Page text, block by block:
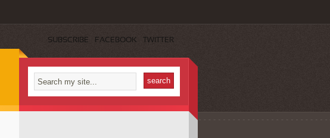
SUBSCRIBE FACEBOOK TWITTER